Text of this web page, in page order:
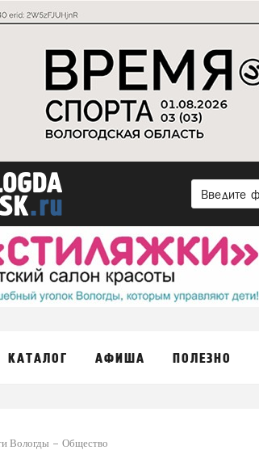
КАТАЛОГ АФИША ПОЛЕЗНО
Вологды Общество